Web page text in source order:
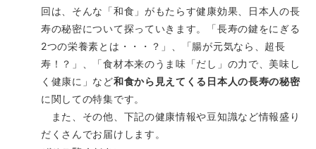
回は、そんな「和食」がもたらす健康効果、日本人の長
寿の秘密について探っていきます。「長寿の鍵をにぎる
2つの栄養素とは・・・？」、「腸が元気なら、超長
寿！？」、「食材本来のうま味「だし」の力で、美味し
く健康に」など和食から見えてくる日本人の長寿の秘密
に関しての特集です。
また、その他、下記の健康情報や豆知識など情報盛り
だくさんでお届けします。